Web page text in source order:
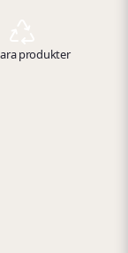
produkter